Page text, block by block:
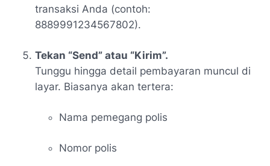
transaksi Anda (contoh:
8889991234567802).
Tekan “Send” atau “Kirim”.
Tunggu hingga detail pembayaran muncul di
layar. Biasanya akan tertera:
Nama pemegang polis
Nomor polis